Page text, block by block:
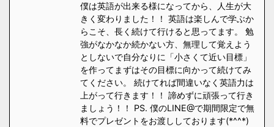
僕は英語が出来る様になってから、人生が大
きく変わりました！！ 英語は楽しんで学ぶか
らこそ、長く続けて行けると思ってます。 勉
強がなかなか続かない方、無理して覚えよう
としないで自分なりに「小さくて近い目標」
を作ってまずはその目標に向かって続けてみ
てください。 続けてれば間違いなく英語力は
上がって行きます！！ 諦めずに頑張って行き
ましょう！！ PS. 僕のLINE@で期間限定で無
料でプレゼントをお渡ししております(*^^*)